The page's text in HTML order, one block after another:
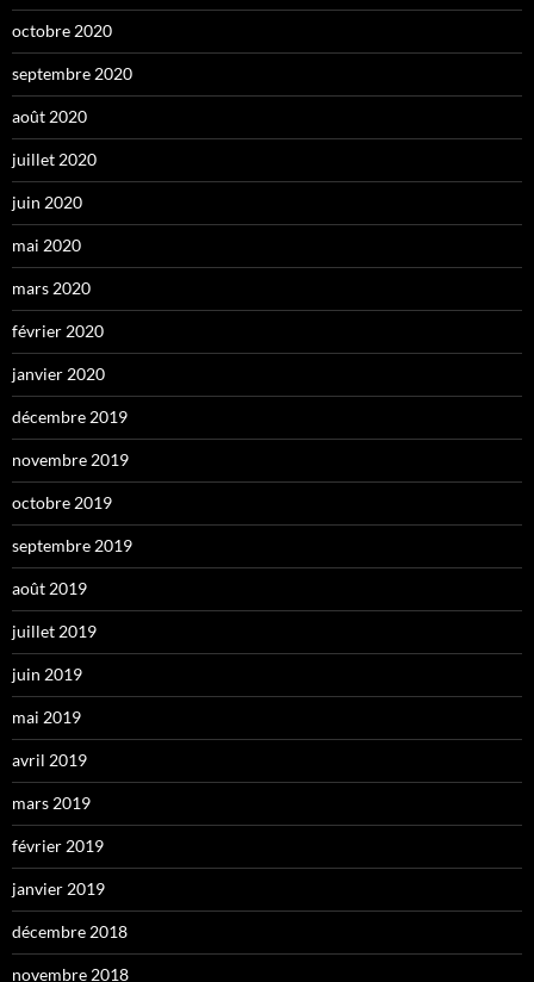
octobre 2020
septembre 2020
août 2020
juillet 2020
juin 2020
mai 2020
mars 2020
février 2020
janvier 2020
décembre 2019
novembre 2019
octobre 2019
septembre 2019
août 2019
juillet 2019
juin 2019
mai 2019
avril 2019
mars 2019
février 2019
janvier 2019
décembre 2018
novembre 2018